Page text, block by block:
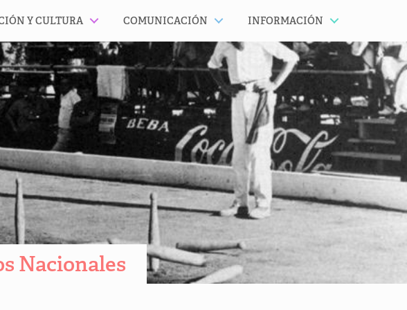
Y CULTURA COMUNICACIÓN INFORMACIÓN
Nacionales